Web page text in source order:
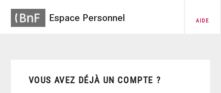
Espace Personnel AIDE
VOUS AVEZ DÉJÀ UN COMPTE ?